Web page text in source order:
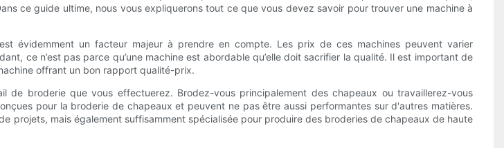
ce guide ultime, nous vous expliquerons tout ce que vous devez savoir pour trouver une machine à
évidemment un facteur majeur à prendre en compte. Les prix de ces machines peuvent varier
ce n’est pas parce qu’une machine est abordable qu’elle doit sacrifier la qualité. Il est important de
offrant un bon rapport qualité-prix.
broderie que vous effectuerez. Brodez-vous principalement des chapeaux ou travaillerez-vous
pour la broderie de chapeaux et peuvent ne pas être aussi performantes sur d'autres matières.
projets, mais également suffisamment spécialisée pour produire des broderies de chapeaux de haute